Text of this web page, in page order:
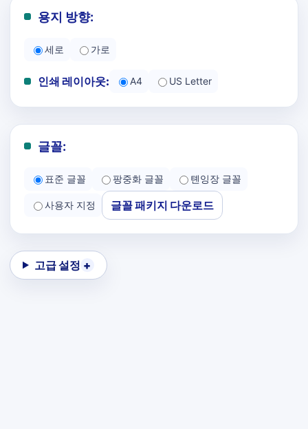
용지 방향:
세로 가로
인쇄 레이아웃: A4 US Letter
글꼴:
표준 글꼴 팡중화 글꼴 톈잉장 글꼴
사용자 지정 글꼴 패키지 다운로드
고급 설정